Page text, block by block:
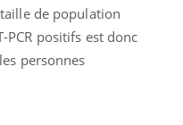
de population
PCR positifs est donc
personnes